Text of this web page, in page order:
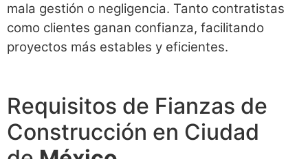
mala gestión o negligencia. Tanto contratistas
como clientes ganan confianza, facilitando
proyectos más estables y eficientes.
Requisitos de Fianzas de
Construcción en Ciudad